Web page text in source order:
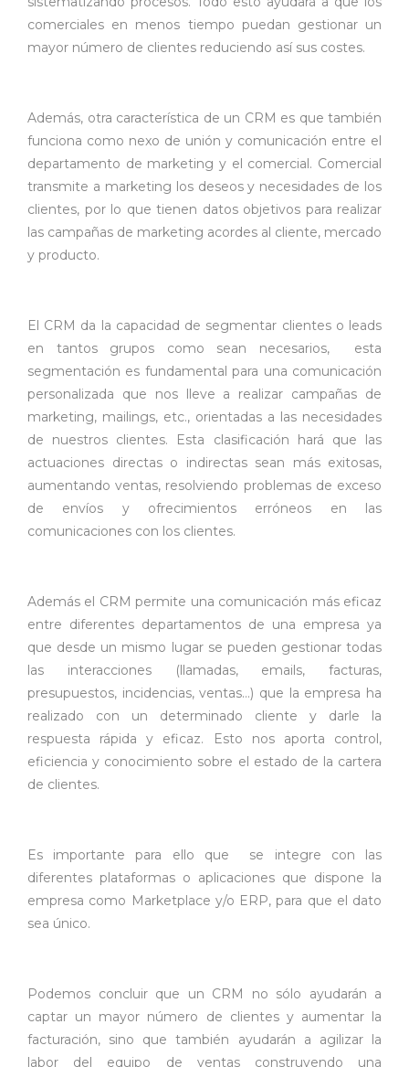
comerciales en menos tiempo puedan gestionar un
mayor número de clientes reduciendo así sus costes.
Además, otra característica de un CRM es que también
funciona como nexo de unión y comunicación entre el
departamento de marketing y el comercial. Comercial
transmite a marketing los deseos y necesidades de los
clientes, por lo que tienen datos objetivos para realizar
las campañas de marketing acordes al cliente, mercado
y producto.
El CRM da la capacidad de segmentar clientes o leads
en tantos grupos como sean necesarios, esta
segmentación es fundamental para una comunicación
personalizada que nos lleve a realizar campañas de
marketing, mailings, etc., orientadas a las necesidades
de nuestros clientes. Esta clasificación hará que las
actuaciones directas o indirectas sean más exitosas,
aumentando ventas, resolviendo problemas de exceso
de envíos y ofrecimientos erróneos en las
comunicaciones con los clientes.
Además el CRM permite una comunicación más eficaz
entre diferentes departamentos de una empresa ya
que desde un mismo lugar se pueden gestionar todas
las interacciones (llamadas, emails, facturas,
presupuestos, incidencias, ventas…) que la empresa ha
realizado con un determinado cliente y darle la
respuesta rápida y eficaz. Esto nos aporta control,
eficiencia y conocimiento sobre el estado de la cartera
de clientes.
Es importante para ello que se integre con las
diferentes plataformas o aplicaciones que dispone la
empresa como Marketplace y/o ERP, para que el dato
sea único.
Podemos concluir que un CRM no sólo ayudarán a
captar un mayor número de clientes y aumentar la
facturación, sino que también ayudarán a agilizar la
labor del equipo de ventas construyendo una